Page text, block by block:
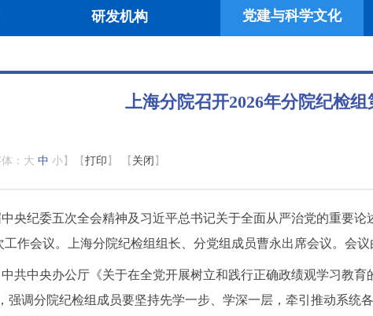
研发机构 党建与科学文化
上海分院召开2026年分院纪检
体： 大 中 小 】【 打印 】 【 关闭 】
央纪委五次全会精神及习近平总书记关于全面从严治党的重要
作会议。上海分院纪检组组长、分党组成员曹永出席会议。会
共中央办公厅《关于在全党开展树立和践行正确政绩观学习教
强调分院纪检组成员要坚持先学一步、学深一层，牵引推动系